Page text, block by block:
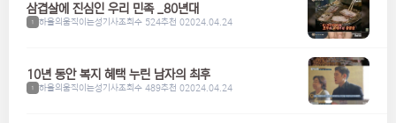
삼겹살에 진심인 우리 민족 _80년대
1 하울의움직이는성기사조회수 524추천 02024.04.24
10년 동안 복지 혜택 누린 남자의 최후
1 하울의움직이는성기사조회수 489추천 02024.04.24